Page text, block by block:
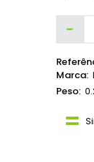
Marca:
Peso: